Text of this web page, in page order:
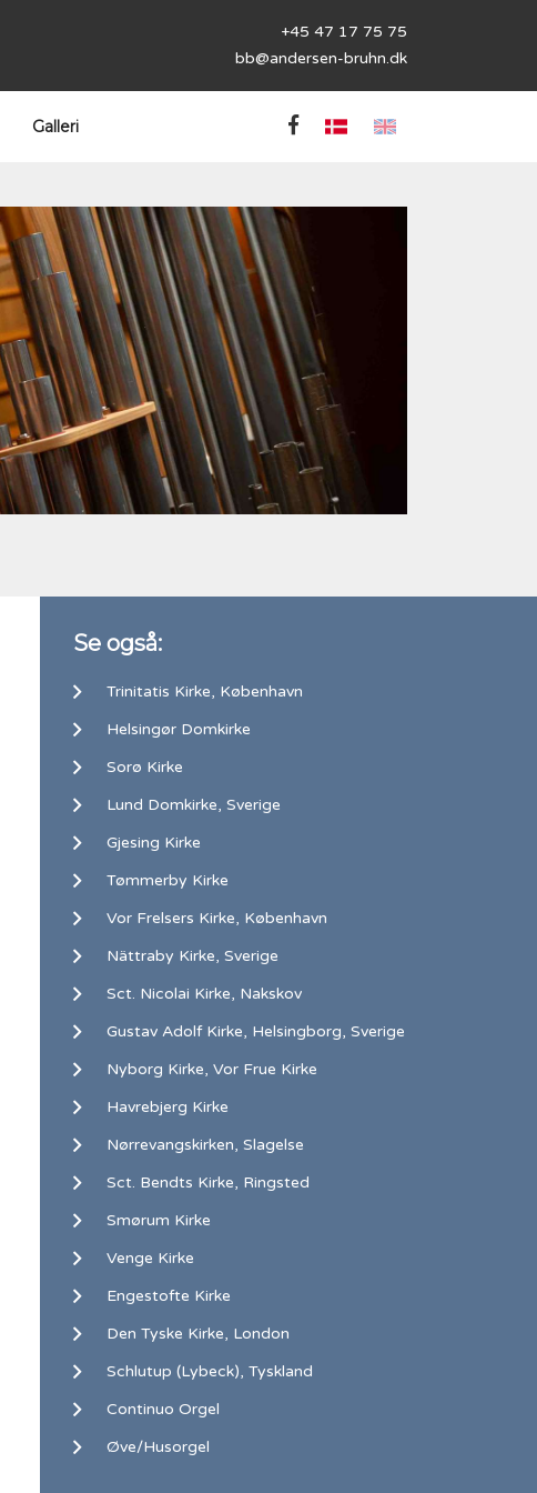
+45 47 17 75 75
bb@andersen-bruhn.dk
Galleri
Se også:
Trinitatis Kirke, København
Helsingør Domkirke
Sorø Kirke
Lund Domkirke, Sverige
Gjesing Kirke
Tømmerby Kirke
Vor Frelsers Kirke, København
Nättraby Kirke, Sverige
Sct. Nicolai Kirke, Nakskov
Gustav Adolf Kirke, Helsingborg, Sverige
Nyborg Kirke, Vor Frue Kirke
Havrebjerg Kirke
Nørrevangskirken, Slagelse
Sct. Bendts Kirke, Ringsted
Smørum Kirke
Venge Kirke
Engestofte Kirke
Den Tyske Kirke, London
Schlutup (Lybeck), Tyskland
Continuo Orgel
Øve/Husorgel